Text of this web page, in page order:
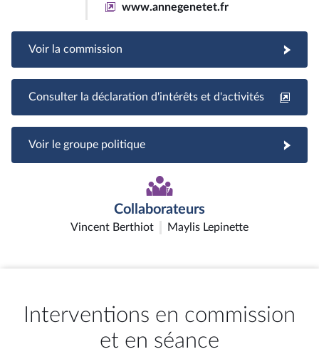
www.annegenetet.fr
Voir la commission
Consulter la déclaration d'intérêts et d'activités
Voir le groupe politique
Collaborateurs
Vincent Berthiot Maylis Lepinette
Interventions en commission
et en séance